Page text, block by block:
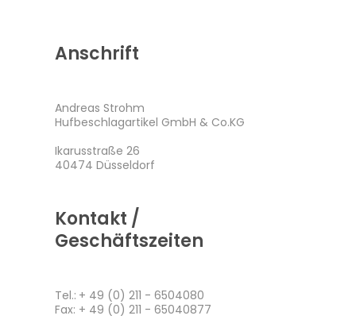
Anschrift
Andreas Strohm
Hufbeschlagartikel GmbH & Co.KG
Ikarusstraße 26
40474 Düsseldorf
Kontakt /
Geschäftszeiten
Tel.: + 49 (0) 211 - 6504080
Fax: + 49 (0) 211 - 65040877